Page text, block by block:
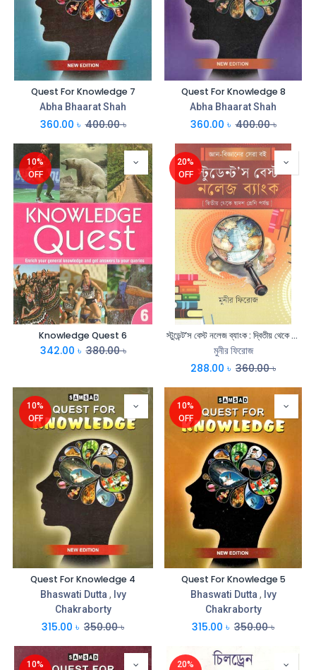
Quest For Knowledge 7
Abha Bhaarat Shah
360.00 ৳ 400.00৳
Quest For Knowledge 8
Abha Bhaarat Shah
360.00 ৳ 400.00৳
10%
OFF
Knowledge Quest 6
342.00 ৳ 380.00৳
20%
OFF
স্টুডেন্ট’স বেস্ট নলেজ ব্যাংক : দ্বিতীয় থেকে দ্বাদশ শ্রেণী পর্যন্ত
মুনীর ফিরোজ
288.00 ৳ 360.00৳
10%
OFF
Quest For Knowledge 4
Bhaswati Dutta , Ivy
Chakraborty
315.00 ৳ 350.00৳
10%
OFF
Quest For Knowledge 5
Bhaswati Dutta , Ivy
Chakraborty
315.00 ৳ 350.00৳
10%
20%